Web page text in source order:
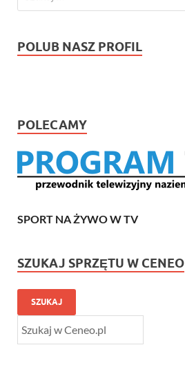
POLUB NASZ PROFIL
POLECAMY
SPORT NA ŻYWO W TV
SZUKAJ SPRZĘTU W CENEO
SZUKAJ